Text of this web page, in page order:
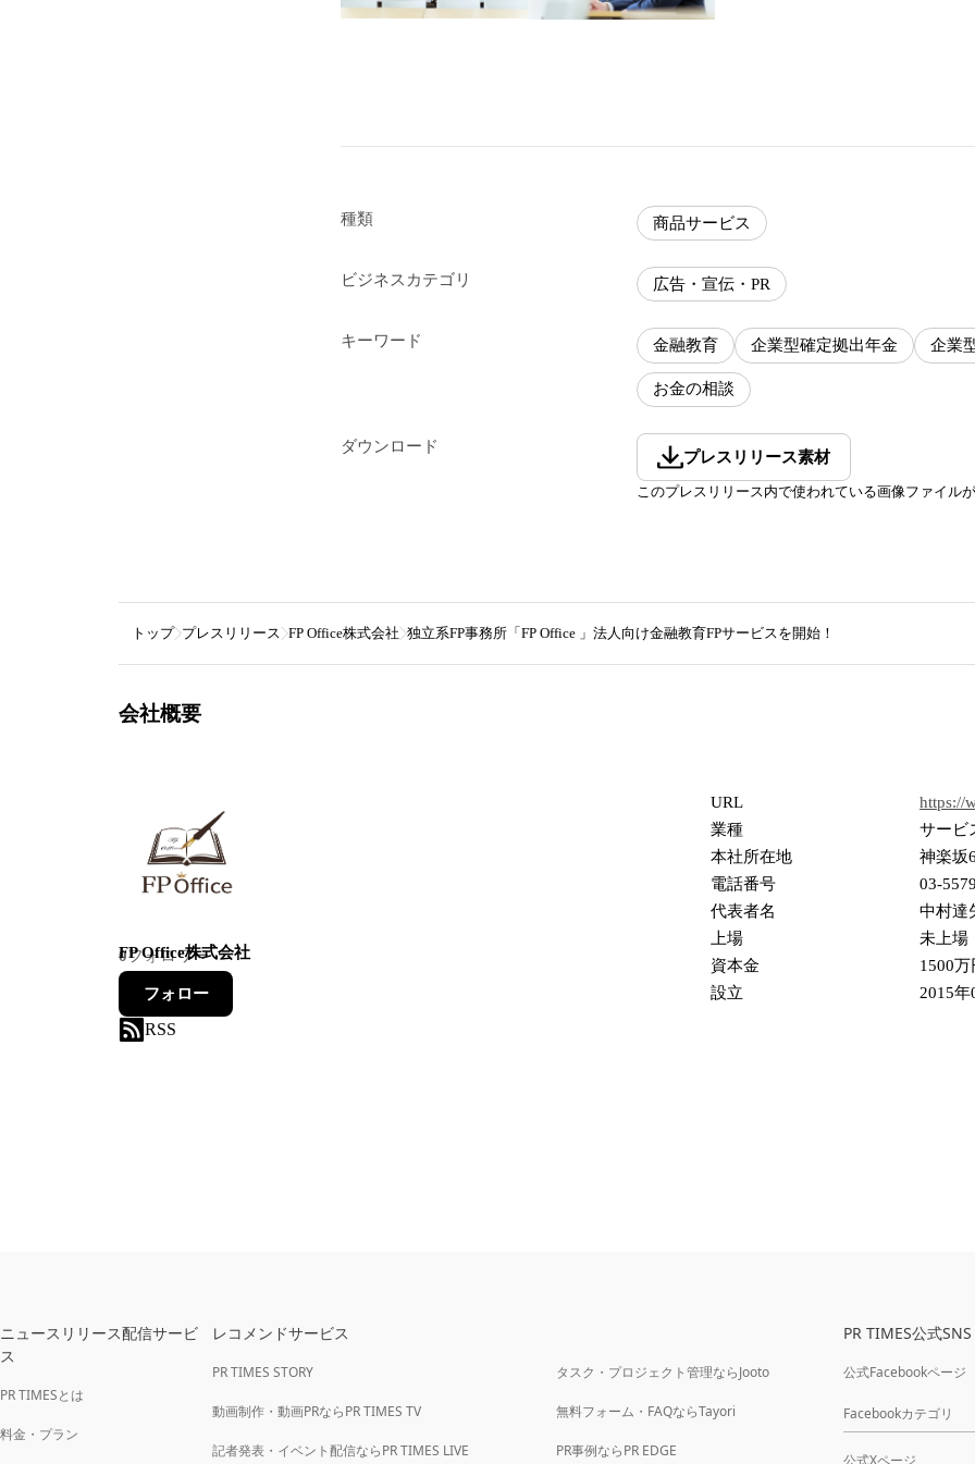
種類 商品サービス
ビジネスカテゴリ 広告・宣伝・PR
キーワード 金融教育 企業型確定拠出年金 企業
お金の相談
ダウンロード
プレスリリース素材
このプレスリリース内で使われている画像ファイル
トップ プレスリリース FP Office株式会社 独立系FP事務所「FP Office 」法人向け金融教育FPサービスを開始！
会社概要
FP Office株式会社
0フォロワー
フォロー
RSS
URL
https://
業種
サービ
本社所在地
神楽坂
電話番号
03-
代表者名
中村達
上場
未上場
資本金
1500万
設立
2015年
ニュースリリース配信サービ
ス
PR TIMESとは
料金・プラン
レコメンドサービス
PR TIMES STORY
動画制作・動画PRならPR TIMES TV
記者発表・イベント配信ならPR TIMES LIVE
タスク・プロジェクト管理ならJooto
無料フォーム・FAQならTayori
PR事例ならPR EDGE
PR TIMES公式SNS
公式Facebookページ
Facebookカテゴリ
公式Xページ